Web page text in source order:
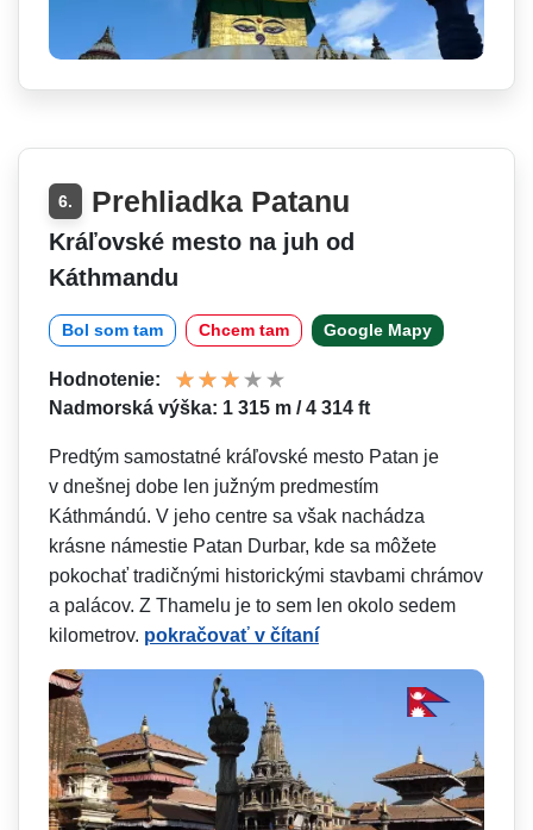
6. Prehliadka Patanu
Kráľovské mesto na juh od
Káthmandu
Bol som tam Chcem tam Google Mapy
Hodnotenie:
Nadmorská výška: 1 315 m / 4 314 ft
Predtým samostatné kráľovské mesto Patan je
v dnešnej dobe len južným predmestím
Káthmándú. V jeho centre sa však nachádza
krásne námestie Patan Durbar, kde sa môžete
pokochať tradičnými historickými stavbami chrámov
a palácov. Z Thamelu je to sem len okolo sedem
kilometrov. pokračovať v čítaní